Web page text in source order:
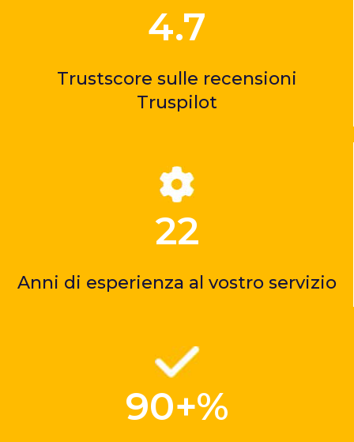
4.7
Trustscore sulle recensioni
Truspilot
22
Anni di esperienza al vostro servizio
90+%